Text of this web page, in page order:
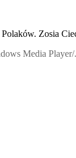
Zosia
Media Player/.